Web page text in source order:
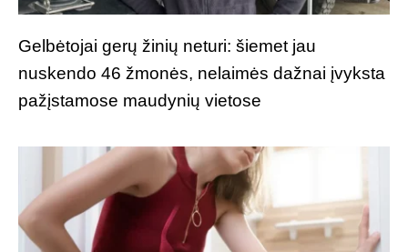
Gelbėtojai gerų žinių neturi: šiemet jau
nuskendo 46 žmonės, nelaimės dažnai įvyksta
pažįstamose maudynių vietose